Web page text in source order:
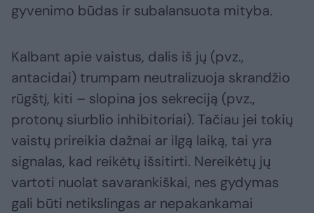
gyvenimo būdas ir subalansuota mityba.
Kalbant apie vaistus, dalis iš jų (pvz.,
antacidai) trumpam neutralizuoja skrandžio
rūgštį, kiti – slopina jos sekreciją (pvz.,
protonų siurblio inhibitoriai). Tačiau jei tokių
vaistų prireikia dažnai ar ilgą laiką, tai yra
signalas, kad reikėtų išsitirti. Nereikėtų jų
vartoti nuolat savarankiškai, nes gydymas
gali būti netikslingas ar nepakankamai